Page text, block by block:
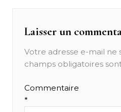
Laisser un
Votre adresse e-mail ne
champs obligatoires
Commentaire
*